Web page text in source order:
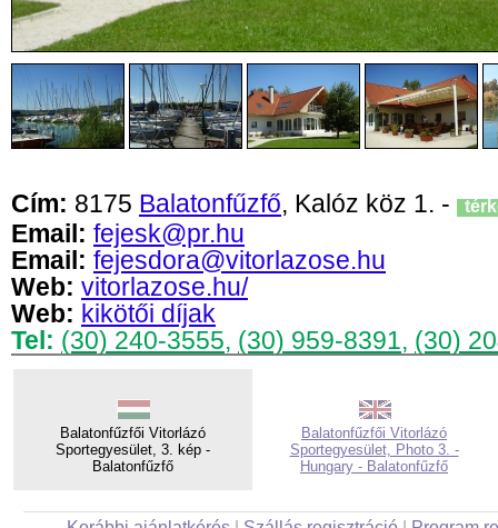
Cím: 8175 Balatonfűzfő, Kalóz köz 1. -
Email: fejesk@pr.hu
Email: fejesdora@vitorlazose.hu
Web: vitorlazose.hu/
Web: kikötői díjak
Tel: (30) 240-3555, (30) 959-8391, (30)
Balatonfűzfői Vitorlázó
Sportegyesület, 3. kép -
Balatonfűzfő
Balatonfűzfői Vitorlázó
Sportegyesület, Photo 3. -
Hungary - Balatonfűzfő